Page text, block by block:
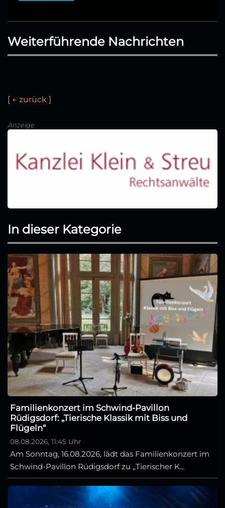
Weiterführende Nachrichten
[ ← zurück ]
Anzeige
In dieser Kategorie
Familienkonzert im Schwind-Pavillon
Rüdigsdorf: „Tierische Klassik mit Biss und
Flügeln“
08.08.2026, 11:45 Uhr
Am Sonntag, 16.08.2026, lädt das Familienkonzert im
Schwind-Pavillon Rüdigsdorf zu „Tierischer K...